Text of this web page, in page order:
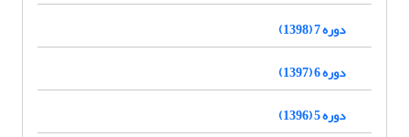
دوره 7 (1398)
دوره 6 (1397)
دوره 5 (1396)